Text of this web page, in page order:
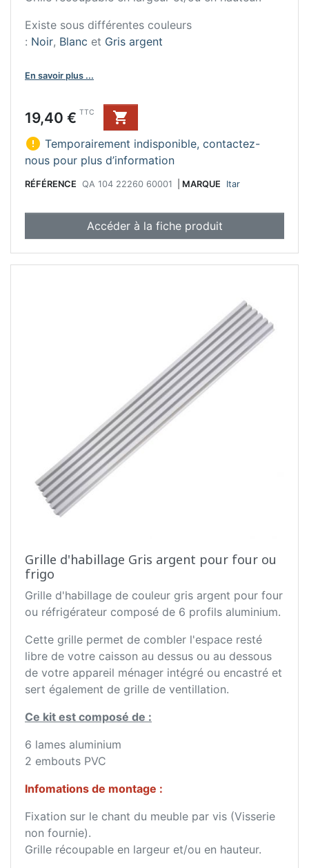
Existe sous différentes couleurs
: Noir, Blanc et Gris argent
En savoir plus ...
Prix
19,40 € TTC

 Temporairement indisponible, contactez-
nous pour plus d’information
RÉFÉRENCE QA 104 22260 60001 MARQUE Itar
Accéder à la fiche produit
Grille d'habillage Gris argent pour four ou
frigo
Grille d'habillage de couleur gris argent pour four
ou réfrigérateur composé de 6 profils aluminium.
Cette grille permet de combler l'espace resté
libre de votre caisson au dessus ou au dessous
de votre appareil ménager intégré ou encastré et
sert également de grille de ventillation.
Ce kit est composé de :
6 lames aluminium
2 embouts PVC
Infomations de montage :
Fixation sur le chant du meuble par vis (Visserie
non fournie).
Grille récoupable en largeur et/ou en hauteur.